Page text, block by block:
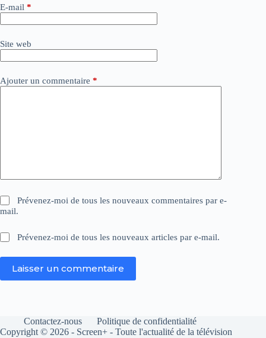
E-mail *
Site web
Ajouter un commentaire *
Prévenez-moi de tous les nouveaux commentaires par e-
mail.
Prévenez-moi de tous les nouveaux articles par e-mail.
Laisser un commentaire
t
i
e
Contactez-nous
Politique de confidentialité
Copyright © 2026 - Screen+ - Toute l'actualité de la télévision